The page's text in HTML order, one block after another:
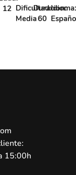
12 Dificultad:
Media
Duracion:
60
15:00h